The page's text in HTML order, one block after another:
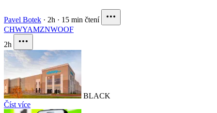
Pavel Botek · 2h · 15 min čtení
CHWYAMZNWOOF
2h
BLACK
Číst více